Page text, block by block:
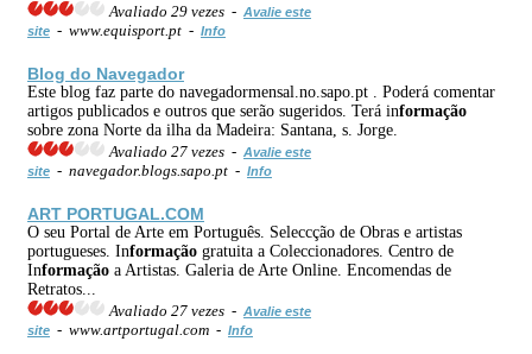
Avaliado 29 vezes - Avalie este
site - www.equisport.pt - Info
Blog do Navegador
Este blog faz parte do navegadormensal.no.sapo.pt . Poderá comentar
artigos publicados e outros que serão sugeridos. Terá informação
sobre zona Norte da ilha da Madeira: Santana, s. Jorge.
Avaliado 27 vezes - Avalie este
site - navegador.blogs.sapo.pt - Info
ART PORTUGAL.COM
O seu Portal de Arte em Português. Seleccção de Obras e artistas
portugueses. Informação gratuita a Coleccionadores. Centro de
Informação a Artistas. Galeria de Arte Online. Encomendas de
Retratos...
Avaliado 27 vezes - Avalie este
site - www.artportugal.com - Info